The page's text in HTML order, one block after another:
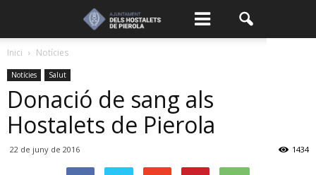
Inici Notícies
Notícies Salut
Donació de sang als
Hostalets de Pierola
22 de juny de 2016 1434